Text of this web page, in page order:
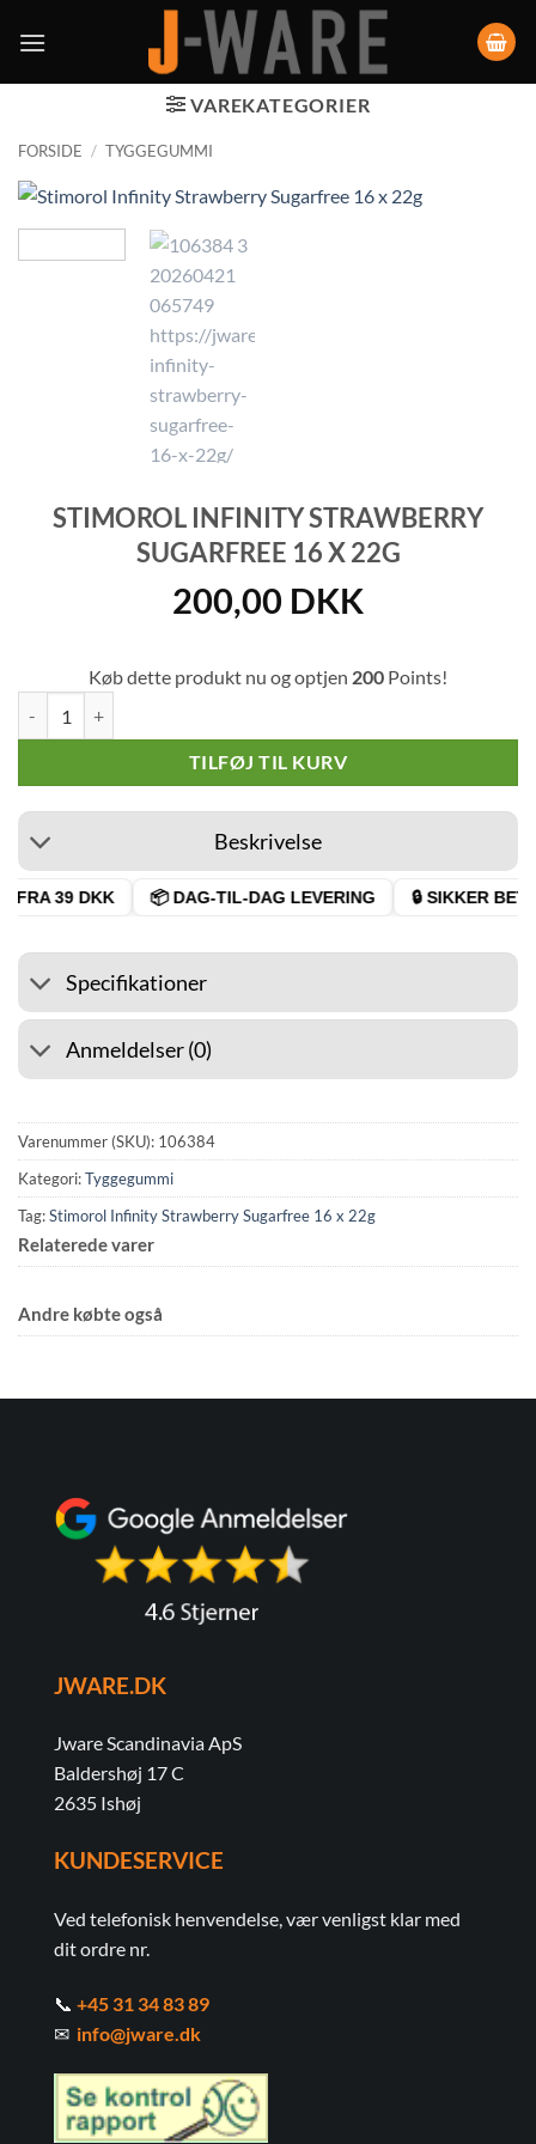
VAREKATEGORIER
FORSIDE / TYGGEGUMMI
STIMOROL INFINITY STRAWBERRY
SUGARFREE 16 X 22G
200,00 DKK
Køb dette produkt nu og optjen 200 Points!
TILFØJ TIL KURV
Beskrivelse
39 DKK 📦 DAG-TIL-DAG LEVERING 🔒 SIKKER
Specifikationer
Anmeldelser (0)
Varenummer (SKU): 106384
Kategori:Tyggegummi
Tag:Stimorol Infinity Strawberry Sugarfree 16 x 22g
Relaterede varer
Andre købte også
JWARE.DK
Jware Scandinavia ApS
Baldershøj 17 C
2635 Ishøj
KUNDESERVICE
Ved telefonisk henvendelse, vær venligst klar med
dit ordre nr.
📞 +45 31 34 83 89
✉ info@jware.dk